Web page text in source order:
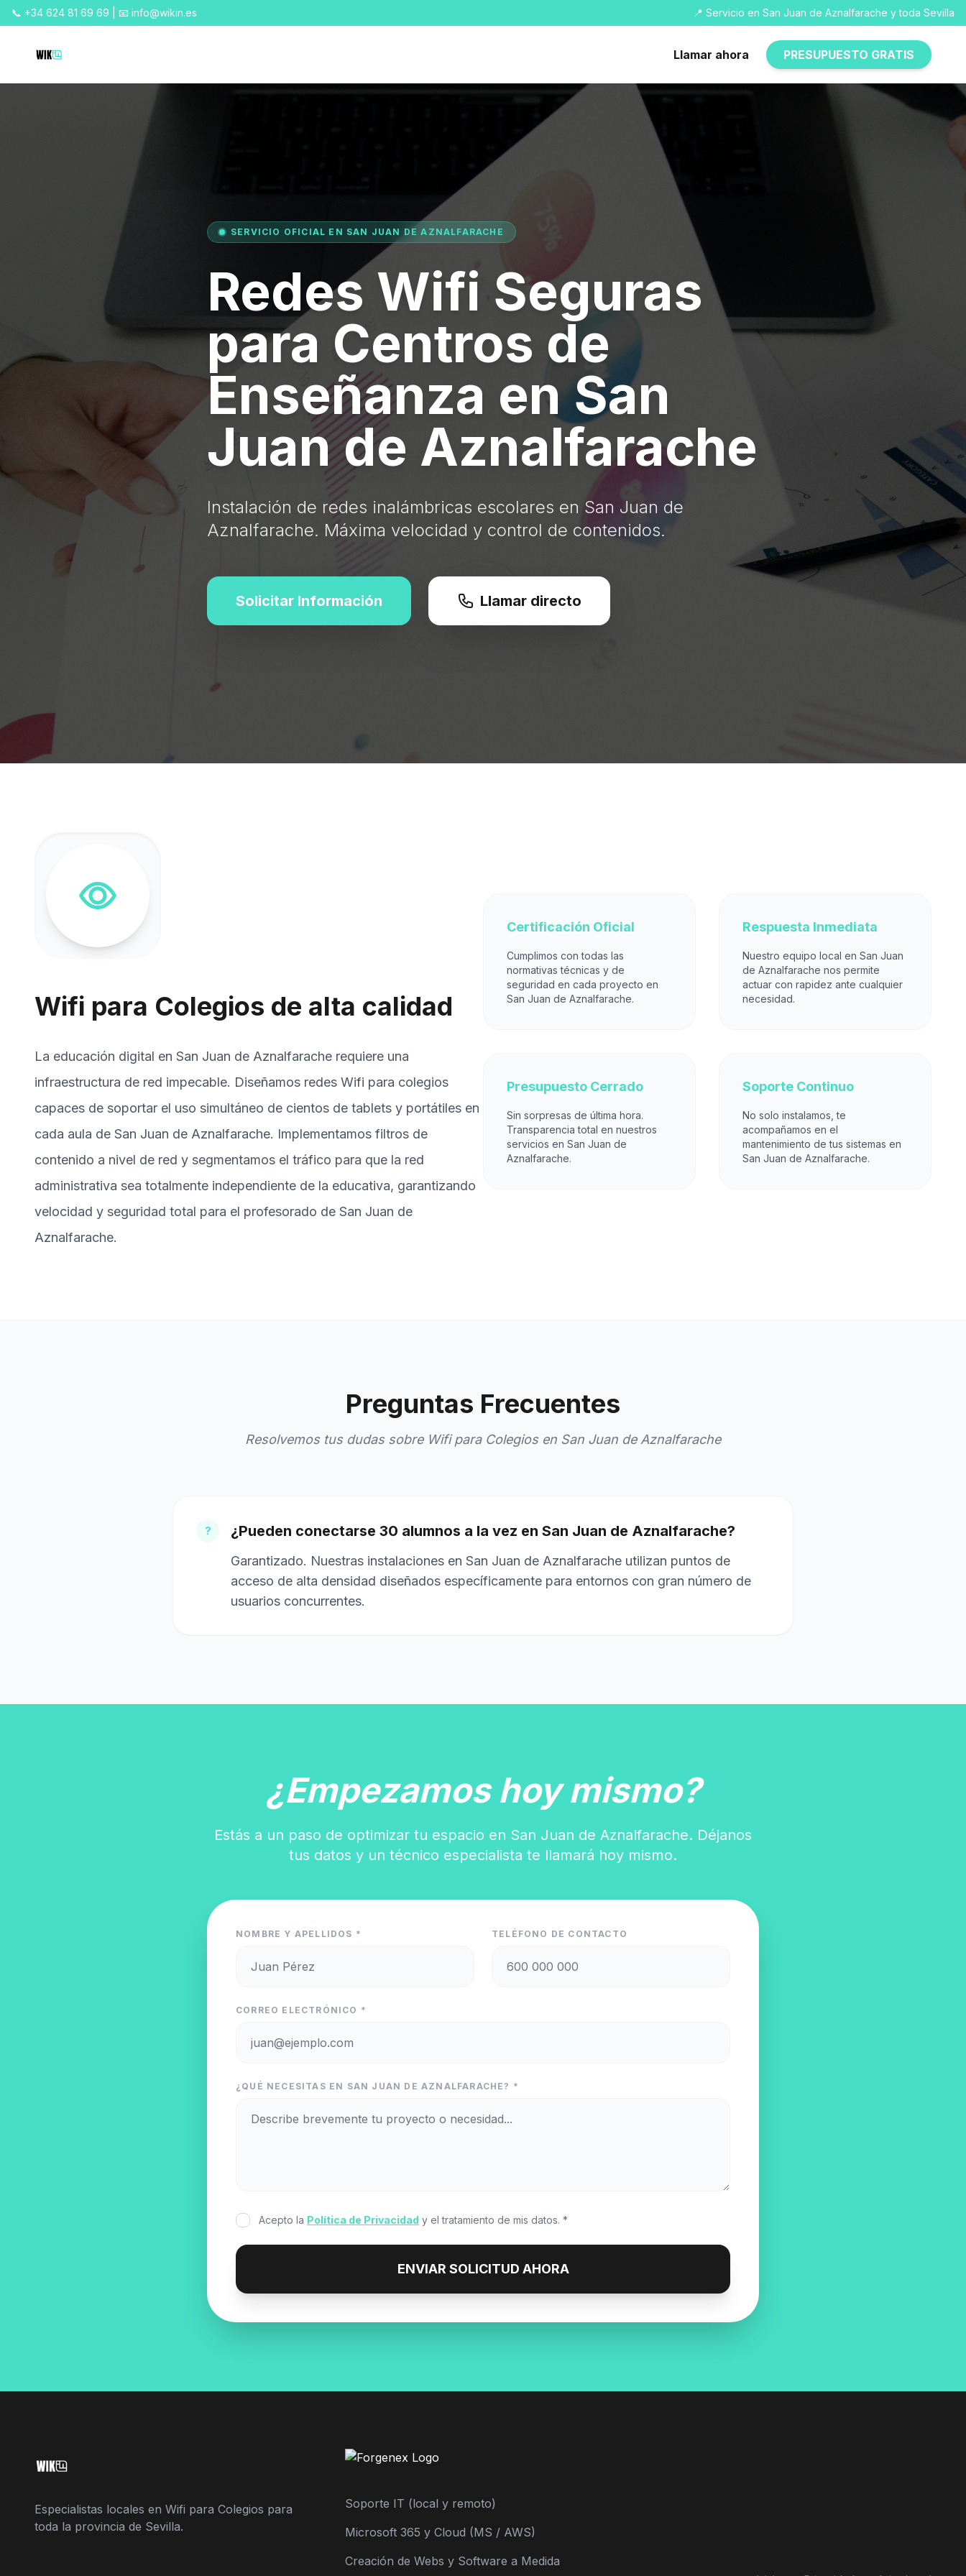
📞 +34 624 81 69 69 | 📧 info@wikin.es 📍 Servicio en San Juan de Aznalfarache y toda Sevilla
Llamar ahora PRESUPUESTO GRATIS
SERVICIO OFICIAL EN SAN JUAN DE AZNALFARACHE
Redes Wifi Seguras
para Centros de
Enseñanza en San
Juan de Aznalfarache
Instalación de redes inalámbricas escolares en San Juan de
Aznalfarache. Máxima velocidad y control de contenidos.
Solicitar Información Llamar directo
Wifi para Colegios de alta calidad
La educación digital en San Juan de Aznalfarache requiere una
infraestructura de red impecable. Diseñamos redes Wifi para colegios
capaces de soportar el uso simultáneo de cientos de tablets y portátiles en
cada aula de San Juan de Aznalfarache. Implementamos filtros de
contenido a nivel de red y segmentamos el tráfico para que la red
administrativa sea totalmente independiente de la educativa, garantizando
velocidad y seguridad total para el profesorado de San Juan de
Aznalfarache.
Certificación Oficial
Cumplimos con todas las
normativas técnicas y de
seguridad en cada proyecto en
San Juan de Aznalfarache.
Respuesta Inmediata
Nuestro equipo local en San Juan
de Aznalfarache nos permite
actuar con rapidez ante cualquier
necesidad.
Presupuesto Cerrado
Sin sorpresas de última hora.
Transparencia total en nuestros
servicios en San Juan de
Aznalfarache.
Soporte Continuo
No solo instalamos, te
acompañamos en el
mantenimiento de tus sistemas en
San Juan de Aznalfarache.
Preguntas Frecuentes
Resolvemos tus dudas sobre Wifi para Colegios en San Juan de Aznalfarache
? ¿Pueden conectarse 30 alumnos a la vez en San Juan de Aznalfarache?
Garantizado. Nuestras instalaciones en San Juan de Aznalfarache utilizan puntos de
acceso de alta densidad diseñados específicamente para entornos con gran número de
usuarios concurrentes.
¿Empezamos hoy mismo?
Estás a un paso de optimizar tu espacio en San Juan de Aznalfarache. Déjanos
tus datos y un técnico especialista te llamará hoy mismo.
NOMBRE Y APELLIDOS * TELÉFONO DE CONTACTO
CORREO ELECTRÓNICO *
¿QUÉ NECESITAS EN SAN JUAN DE AZNALFARACHE? *
Acepto la Política de Privacidad y el tratamiento de mis datos. *
ENVIAR SOLICITUD AHORA
Especialistas locales en Wifi para Colegios para
toda la provincia de Sevilla.
Soporte IT (local y remoto)
Microsoft 365 y Cloud (MS / AWS)
Creación de Webs y Software a Medida